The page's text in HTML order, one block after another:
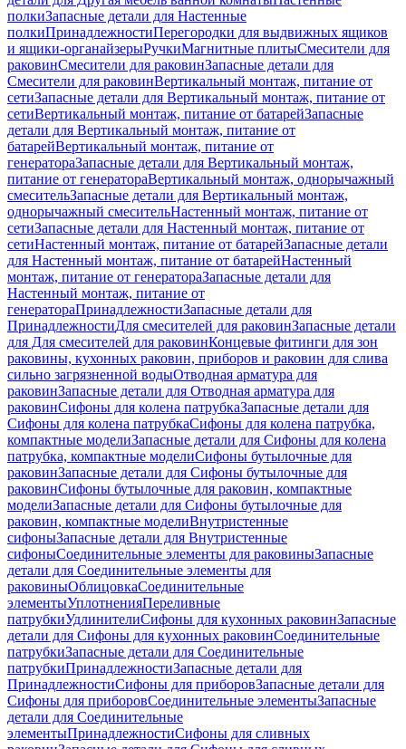
полкиЗапасные детали для Настенные
полкиПринадлежностиПерегородки для выдвижных ящиков
и ящики-органайзерыРучкиМагнитные плитыСмесители для
раковинСмесители для раковинЗапасные детали для
Смесители для раковинВертикальный монтаж, питание от
сетиЗапасные детали для Вертикальный монтаж, питание от
сетиВертикальный монтаж, питание от батарейЗапасные
детали для Вертикальный монтаж, питание от
батарейВертикальный монтаж, питание от
генератораЗапасные детали для Вертикальный монтаж,
питание от генератораВертикальный монтаж, однорычажный
смесительЗапасные детали для Вертикальный монтаж,
однорычажный смесительНастенный монтаж, питание от
сетиЗапасные детали для Настенный монтаж, питание от
сетиНастенный монтаж, питание от батарейЗапасные детали
для Настенный монтаж, питание от батарейНастенный
монтаж, питание от генератораЗапасные детали для
Настенный монтаж, питание от
генератораПринадлежностиЗапасные детали для
ПринадлежностиДля смесителей для раковинЗапасные детали
для Для смесителей для раковинКонцевые фитинги для зон
раковины, кухонных раковин, приборов и раковин для слива
сильно загрязненной водыОтводная арматура для
раковинЗапасные детали для Отводная арматура для
раковинСифоны для колена патрубкаЗапасные детали для
Сифоны для колена патрубкаСифоны для колена патрубка,
компактные моделиЗапасные детали для Сифоны для колена
патрубка, компактные моделиСифоны бутылочные для
раковинЗапасные детали для Сифоны бутылочные для
раковинСифоны бутылочные для раковин, компактные
моделиЗапасные детали для Сифоны бутылочные для
раковин, компактные моделиВнутристенные
сифоныЗапасные детали для Внутристенные
сифоныСоединительные элементы для раковиныЗапасные
детали для Соединительные элементы для
раковиныОблицовкаСоединительные
элементыУплотненияПереливные
патрубкиУдлинителиСифоны для кухонных раковинЗапасные
детали для Сифоны для кухонных раковинСоединительные
патрубкиЗапасные детали для Соединительные
патрубкиПринадлежностиЗапасные детали для
ПринадлежностиСифоны для приборовЗапасные детали для
Сифоны для приборовСоединительные элементыЗапасные
детали для Соединительные
элементыПринадлежностиСифоны для сливных